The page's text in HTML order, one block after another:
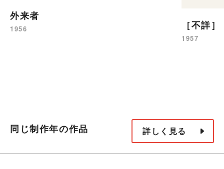
外来者
1956 ［不詳］
1957
同じ制作年の作品 詳しく見る